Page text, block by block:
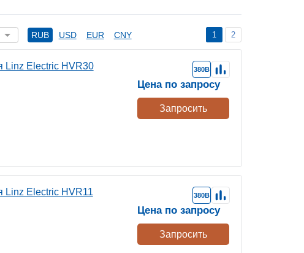
RUB USD EUR CNY 1 2
Linz Electric HVR30 380В
Цена по запросу
Запросить
Linz Electric HVR11 380В
Цена по запросу
Запросить